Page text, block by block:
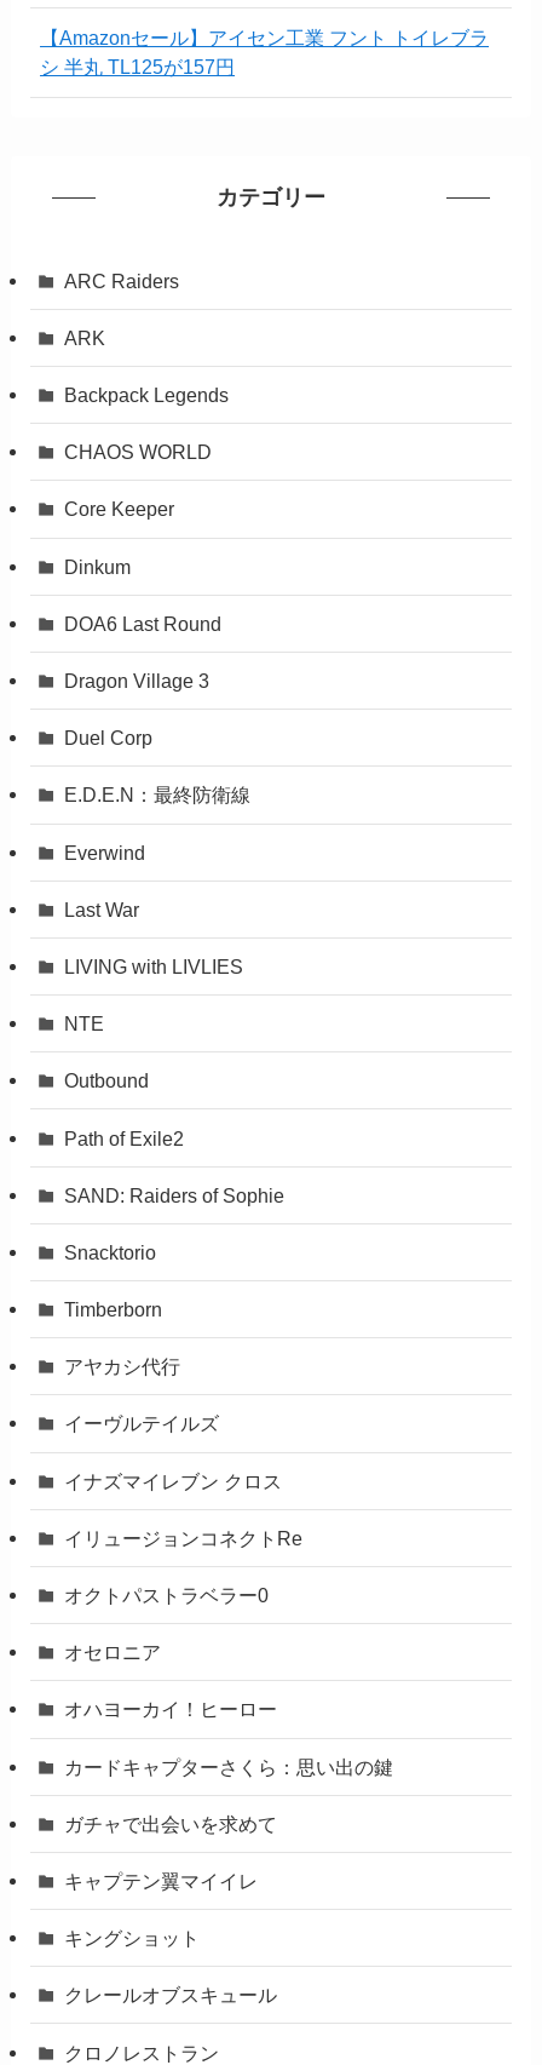
【Amazonセール】アイセン工業 フント トイレブラ
シ 半丸 TL125が157円
カテゴリー
ARC Raiders
ARK
Backpack Legends
CHAOS WORLD
Core Keeper
Dinkum
DOA6 Last Round
Dragon Village 3
Duel Corp
E.D.E.N：最終防衛線
Everwind
Last War
LIVING with LIVLIES
NTE
Outbound
Path of Exile2
SAND: Raiders of Sophie
Snacktorio
Timberborn
アヤカシ代行
イーヴルテイルズ
イナズマイレブン クロス
イリュージョンコネクトRe
オクトパストラベラー0
オセロニア
オハヨーカイ！ヒーロー
カードキャプターさくら：思い出の鍵
ガチャで出会いを求めて
キャプテン翼マイイレ
キングショット
クレールオブスキュール
クロノレストラン